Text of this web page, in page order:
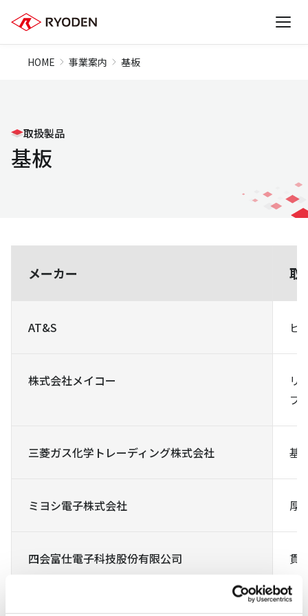
HOME 事業案内 基板
取扱製品
基板
メーカー 取
AT&S ビ
株式会社メイコー
リ
プ
三菱ガス化学トレーディング株式会社 基
ミヨシ電子株式会社 厚
四会富仕電子科技股份有限公司 貫
ICP Technology Co.,Ltd. パ